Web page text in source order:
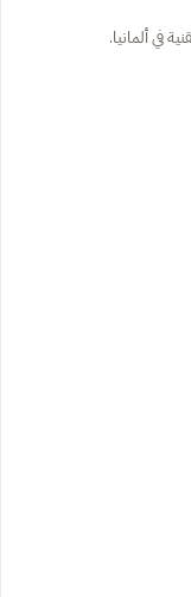
في ألمانيا.